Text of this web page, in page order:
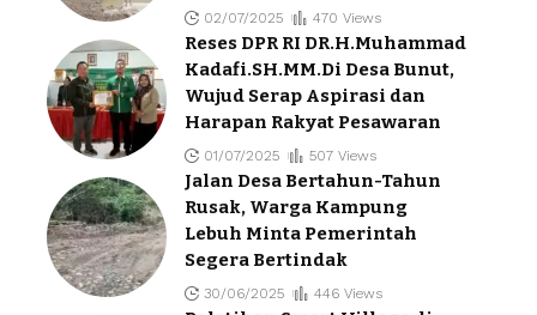
02/07/2025 470 Views
Reses DPR RI DR.H.Muhammad
Kadafi.SH.MM.Di Desa Bunut,
Wujud Serap Aspirasi dan
Harapan Rakyat Pesawaran
01/07/2025 507 Views
Jalan Desa Bertahun-Tahun
Rusak, Warga Kampung
Lebuh Minta Pemerintah
Segera Bertindak
30/06/2025 446 Views